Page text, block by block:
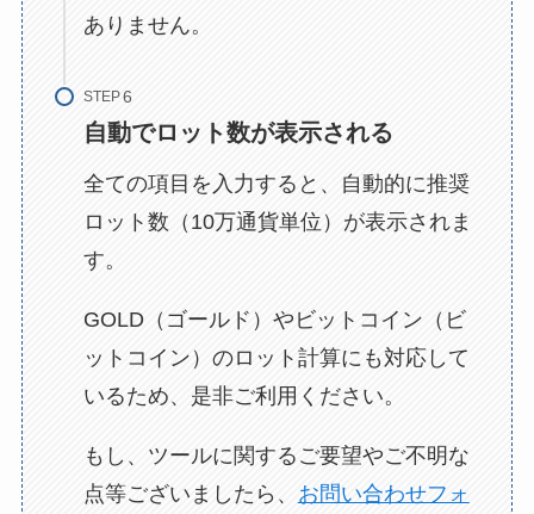
ありません。
STEP
自動でロット数が表示される
全ての項目を入力すると、自動的に推奨
ロット数（10万通貨単位）が表示されま
す。
GOLD（ゴールド）やビットコイン（ビ
ットコイン）のロット計算にも対応して
いるため、是非ご利用ください。
もし、ツールに関するご要望やご不明な
点等ございましたら、 お問い合わせフォ